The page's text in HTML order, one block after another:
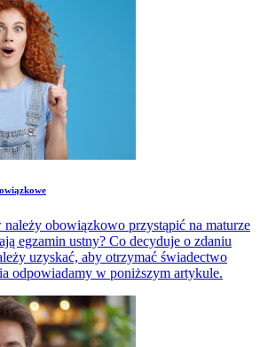
obowiązkowo przystąpić na maturze
egzamin ustny? Co decyduje o zdaniu
uzyskać, aby otrzymać świadectwo
odpowiadamy w poniższym artykule.